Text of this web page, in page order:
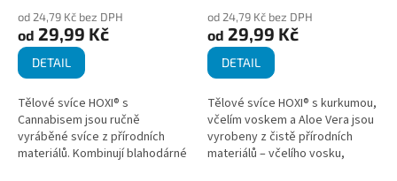
balené
od 24,79 Kč bez DPH
od 29,99 Kč
DETAIL
Tělové svíce HOXI® s
Cannabisem jsou ručně
vyráběné svíce z přírodních
materiálů. Kombinují blahodárné
od 24,79 Kč bez DPH
od 29,99 Kč
DETAIL
Tělové svíce HOXI® s kurkumou,
včelím voskem a Aloe Vera jsou
vyrobeny z čistě přírodních
materiálů – včelího vosku,